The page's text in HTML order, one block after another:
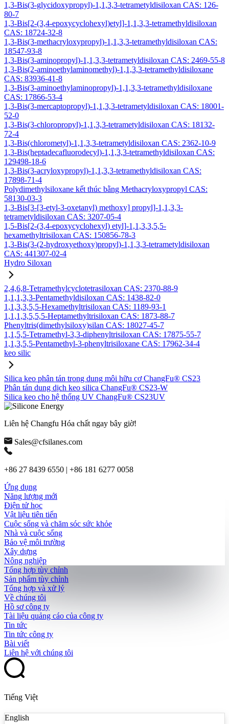
1,3-Bis(3-glycidoxypropyl)-1,1,3,3-tetrametyldisiloxan CAS: 126-
80-7
1,3-Bis[2-(3,4-epoxycyclohexyl)etyl]-1,1,3,3-tetramethyldisiloxan
CAS: 18724-32-8
1,3-Bis(3-methacryloxypropyl)-1,1,3,3-tetramethyldisiloxan CAS:
18547-93-8
1,3-Bis(3-aminopropyl)-1,1,3,3-tetrametyldisiloxan CAS: 2469-55-8
1,3-Bis(2-aminoethylaminomethyl)-1,1,3,3-tetramethyldisiloxane
CAS: 83936-41-8
1,3-Bis(3-aminoethylaminopropyl)-1,1,3,3-tetramethyldisiloxane
CAS: 17866-53-4
1,3-Bis(3-mercaptopropyl)-1,1,3,3-tetrametyldisiloxan CAS: 18001-
52-0
1,3-Bis(3-chloropropyl)-1,1,3,3-tetrametyldisiloxan CAS: 18132-
72-4
1,3-Bis(chlorometyl)-1,1,3,3-tetrametyldisiloxan CAS: 2362-10-9
1,3-Bis(heptadecafluorodecyl)-1,1,3,3-tetramethyldisiloxan CAS:
129498-18-6
1,3-Bis(3-acryloxypropyl)-1,1,3,3-tetramethyldisiloxan CAS:
17898-71-4
Polydimethylsiloxane kết thúc bằng Methacryloxypropyl CAS:
58130-03-3
1,3-Bis[3-[3-etyl-3-oxetanyl) methoxy] propyl]-1,1,3,3-
tetrametyldisiloxan CAS: 3207-05-4
1,5-Bis[2-(3,4-epoxycyclohexyl) etyl]-1,1,3,3,5,5-
hexamethyltrisiloxan CAS: 150856-78-3
1,3-Bis(3-(2-hydroxyethoxy)propyl)-1,1,3,3-tetrametyldisiloxan
CAS: 441307-02-4
Hydro Siloxan
2,4,6,8-Tetramethylcyclotetrasiloxan CAS: 2370-88-9
1,1,1,3,3-Pentamethyldisiloxan CAS: 1438-82-0
1,1,3,3,5,5-Hexamethyltrisiloxan CAS: 1189-93-1
1,1,1,3,5,5,5-Heptamethyltrisiloxan CAS: 1873-88-7
Phenyltris(dimethylsiloxy)silan CAS: 18027-45-7
1,1,5,5-Tetramethyl-3,3-diphenyltrisiloxan CAS: 17875-55-7
1,1,3,5,5-Pentamethyl-3-phenyltrisiloxane CAS: 17962-34-4
keo silic
Silica keo phân tán trong dung môi hữu cơ ChangFu® CS23
Phân tán dung dịch keo silica ChangFu® CS23-W
Silica keo cho hệ thống UV ChangFu® CS23UV
Liên hệ Changfu Hóa chất ngay bây giờ!
Sales@cfsilanes.com
+86 27 8439 6550 | +86 181 6277 0058
Ứng dụng
Năng lượng mới
Điện tử học
Vật liệu tiên tiến
Cuộc sống và chăm sóc sức khỏe
Nhà và cuộc sống
Bảo vệ môi trường
Xây dựng
Nông nghiệp
Tổng hợp tùy chỉnh
Sản phẩm tùy chỉnh
Tổng hợp và xử lý
Về chúng tôi
Hồ sơ công ty
Tài liệu quảng cáo của công ty
Tin tức
Tin tức công ty
Bài viết
Liên hệ với chúng tôi
Tiếng Việt
English